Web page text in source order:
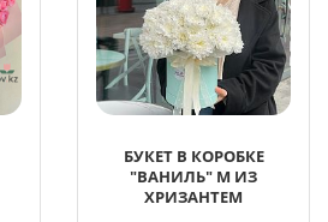
БУКЕТ В КОРОБКЕ
"ВАНИЛЬ" M ИЗ
ХРИЗАНТЕМ